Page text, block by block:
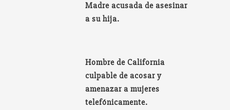
Madre acusada de asesinar
a su hija.
Hombre de California
culpable de acosar y
amenazar a mujeres
telefónicamente.